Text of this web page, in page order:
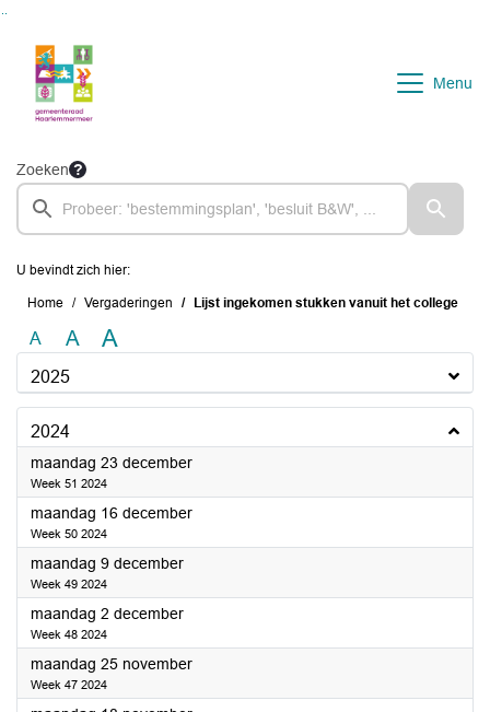
Menu
Zoeken
U bevindt zich hier:
Home Vergaderingen Lijst ingekomen stukken vanuit het college
A A A
2025
2024
maandag 23 december2024
Week 51 2024
maandag 16 december2024
Week 50 2024
maandag 9 december2024
Week 49 2024
maandag 2 december2024
Week 48 2024
maandag 25 november2024
Week 47 2024